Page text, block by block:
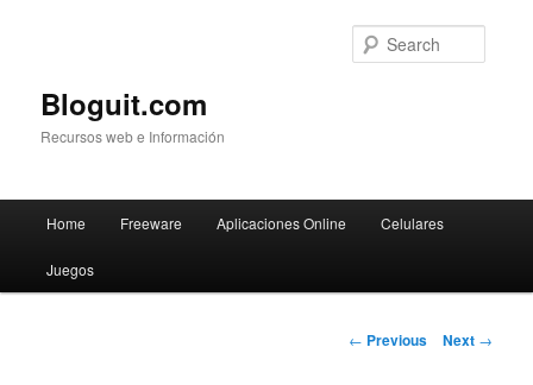
Bloguit.com
Recursos web e Información
Skip
to
Home Freeware Aplicaciones Online Celulares
Juegos
Post
← Previous Next →